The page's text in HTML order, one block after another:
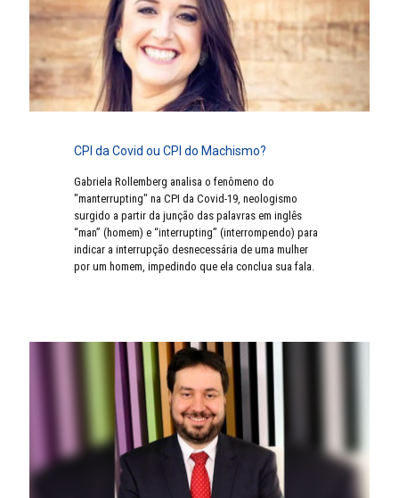
CPI da Covid ou CPI do Machismo?
Gabriela Rollemberg analisa o fenômeno do
"manterrupting" na CPI da Covid-19, neologismo
surgido a partir da junção das palavras em inglês
“man” (homem) e “interrupting” (interrompendo) para
indicar a interrupção desnecessária de uma mulher
por um homem, impedindo que ela conclua sua fala.